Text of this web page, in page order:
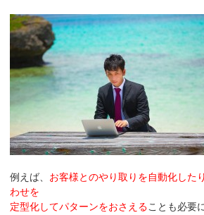
例えば、 お客様とのやり取りを自動化した
わせを
定型化してパターンをおさえることも必要